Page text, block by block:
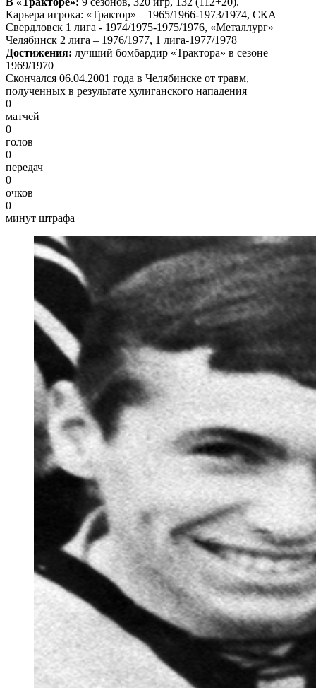
Карьера игрока: «Трактор» – 1965/1966-1973/1974, СКА
Свердловск 1 лига - 1974/1975-1975/1976, «Металлург»
Челябинск 2 лига – 1976/1977, 1 лига-1977/1978
Достижения: лучший бомбардир «Трактора» в сезоне
1969/1970
Скончался 06.04.2001 года в Челябинске от травм,
полученных в результате хулиганского нападения
0
матчей
0
голов
0
передач
0
очков
0
минут штрафа